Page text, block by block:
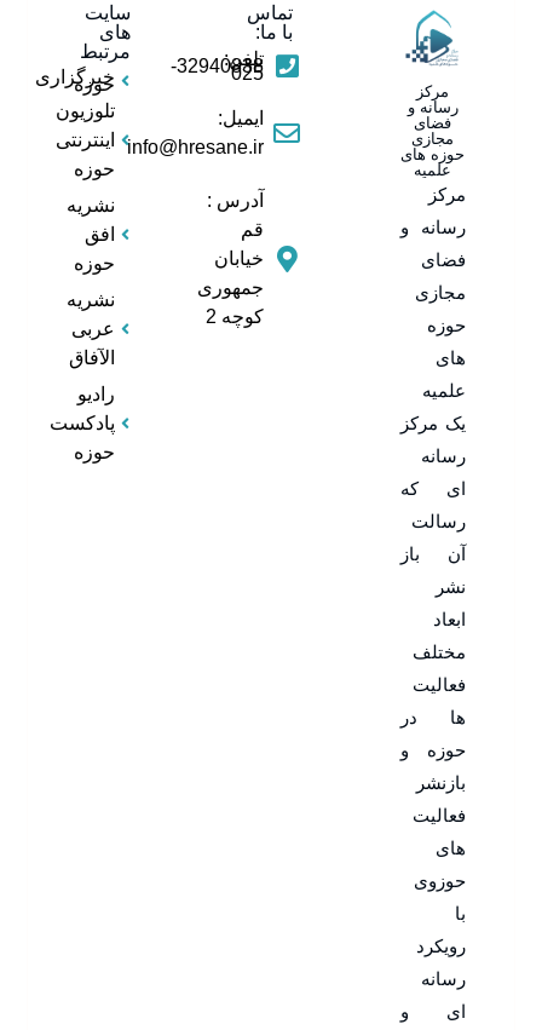
مرکز
رسانه و
فضای
مجازی
حوزه های
علمیه
مرکز
رسانه و
فضای
مجازی
حوزه
های
علمیه
یک مرکز
رسانه
ای که
رسالت
آن باز
نشر
ابعاد
مختلف
فعالیت
ها در
حوزه و
بازنشر
فعالیت
های
حوزوی
با
رویکرد
رسانه
ای و
تماس
با ما:
تلفن:
32940838- 025
ایمیل:
info@hresane.ir
آدرس :
قم
خیابان
جمهوری
کوچه 2
سایت
های
مرتبط
خبرگزاری
حوزه
تلوزیون
اینترنتی
حوزه
نشریه
افق
حوزه
نشریه
عربی
الآفاق
رادیو
پادکست
حوزه